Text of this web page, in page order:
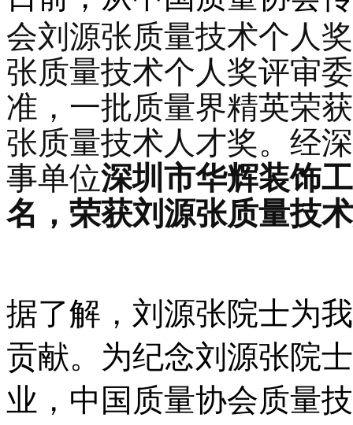
会刘源张质量技术个人
张质量技术个人奖评审
准，一批质量界精英荣
张质量技术人才奖。经
事单位深圳市华辉装饰
名，荣获刘源张质量技
据了解，刘源张院士为
贡献。为纪念刘源张院
业，中国质量协会质量